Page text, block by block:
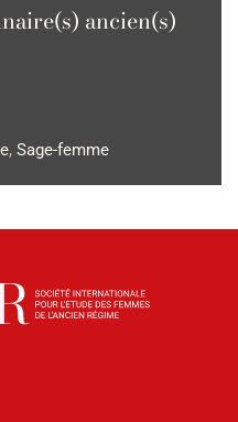
ancien(s)
, Sage-femme